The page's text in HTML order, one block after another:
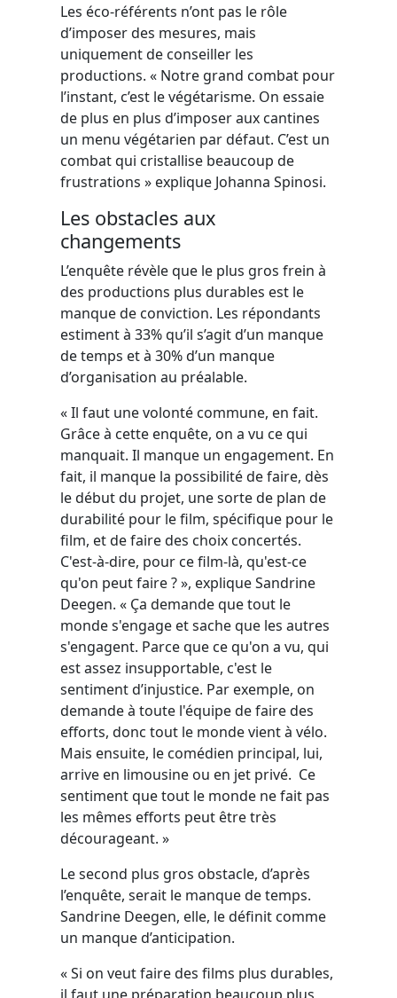
Les éco-référents n’ont pas le rôle
d’imposer des mesures, mais
uniquement de conseiller les
productions. « Notre grand combat pour
l’instant, c’est le végétarisme. On essaie
de plus en plus d’imposer aux cantines
un menu végétarien par défaut. C’est un
combat qui cristallise beaucoup de
frustrations » explique Johanna Spinosi.
Les obstacles aux
changements
L’enquête révèle que le plus gros frein à
des productions plus durables est le
manque de conviction. Les répondants
estiment à 33% qu’il s’agit d’un manque
de temps et à 30% d’un manque
d’organisation au préalable.
« Il faut une volonté commune, en fait.
Grâce à cette enquête, on a vu ce qui
manquait. Il manque un engagement. En
fait, il manque la possibilité de faire, dès
le début du projet, une sorte de plan de
durabilité pour le film, spécifique pour le
film, et de faire des choix concertés.
C'est-à-dire, pour ce film-là, qu'est-ce
qu'on peut faire ? », explique Sandrine
Deegen. « Ça demande que tout le
monde s'engage et sache que les autres
s'engagent. Parce que ce qu'on a vu, qui
est assez insupportable, c'est le
sentiment d’injustice. Par exemple, on
demande à toute l'équipe de faire des
efforts, donc tout le monde vient à vélo.
Mais ensuite, le comédien principal, lui,
arrive en limousine ou en jet privé. Ce
sentiment que tout le monde ne fait pas
les mêmes efforts peut être très
décourageant. »
Le second plus gros obstacle, d’après
l’enquête, serait le manque de temps.
Sandrine Deegen, elle, le définit comme
un manque d’anticipation.
« Si on veut faire des films plus durables,